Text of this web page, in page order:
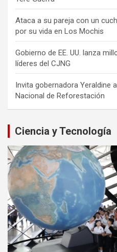
Ataca a su pareja con un
por su vida en Los Mochis
Gobierno de EE. UU. lanza
líderes del CJNG
Invita gobernadora Yeraldine
Nacional de Reforestación
Ciencia y Tecnología